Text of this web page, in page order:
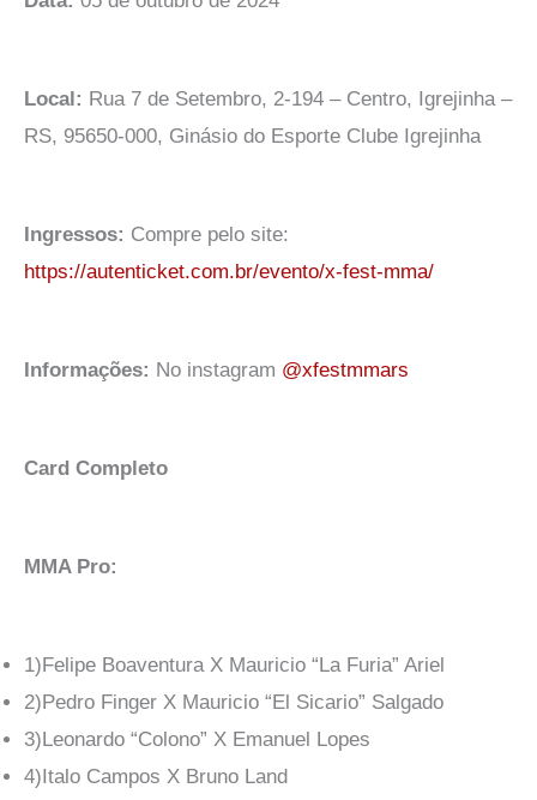
Local: Rua 7 de Setembro, 2-194 – Centro, Igrejinha –
RS, 95650-000, Ginásio do Esporte Clube Igrejinha
Ingressos: Compre pelo site:
https://autenticket.com.br/evento/x-fest-mma/
Informações: No instagram @xfestmmars
Card Completo
MMA Pro:
1)Felipe Boaventura X Mauricio “La Furia” Ariel
2)Pedro Finger X Mauricio “El Sicario” Salgado
3)Leonardo “Colono” X Emanuel Lopes
4)Italo Campos X Bruno Land